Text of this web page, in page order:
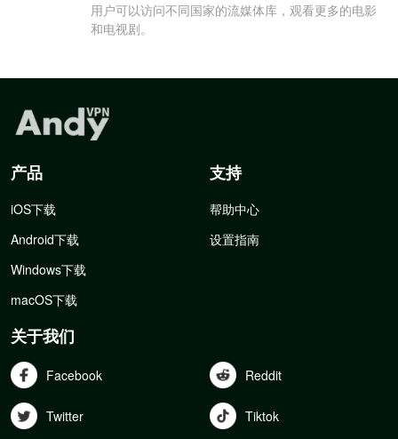
用户可以访问不同国家的流媒体库，观看更多的电影
和电视剧。
产品
iOS下载
Android下载
Windows下载
macOS下载
支持
帮助中心
设置指南
关于我们
Facebook Reddit
Twitter Tiktok